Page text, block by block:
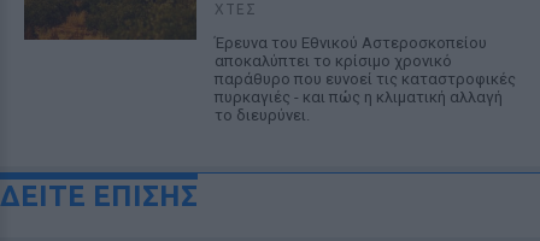
ΧΤΕΣ
Έρευνα του Εθνικού Αστεροσκοπείου
αποκαλύπτει το κρίσιμο χρονικό
παράθυρο που ευνοεί τις καταστροφικές
πυρκαγιές - και πώς η κλιματική αλλαγή
το διευρύνει.
ΔΕΙΤΕ ΕΠΙΣΗΣ